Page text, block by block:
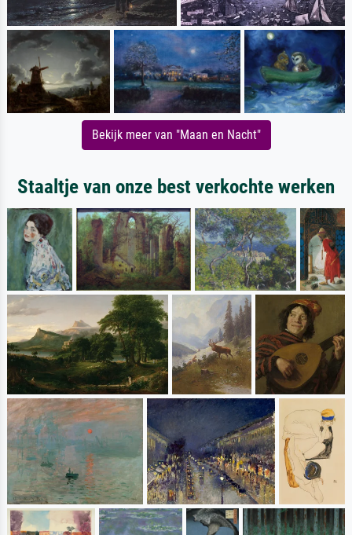
Bekijk meer van "Maan en Nacht"
Staaltje van onze best verkochte werken